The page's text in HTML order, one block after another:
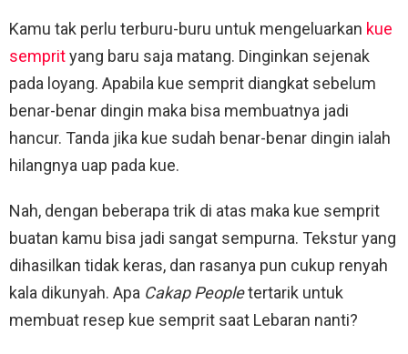
Kamu tak perlu terburu-buru untuk mengeluarkan kue
semprityang baru saja matang. Dinginkan sejenak
pada loyang. Apabila kue semprit diangkat sebelum
benar-benar dingin maka bisa membuatnya jadi
hancur. Tanda jika kue sudah benar-benar dingin ialah
hilangnya uap pada kue.
Nah, dengan beberapa trik di atas maka kue semprit
buatan kamu bisa jadi sangat sempurna. Tekstur yang
dihasilkan tidak keras, dan rasanya pun cukup renyah
kala dikunyah. Apa Cakap Peopletertarik untuk
membuat resep kue semprit saat Lebaran nanti?